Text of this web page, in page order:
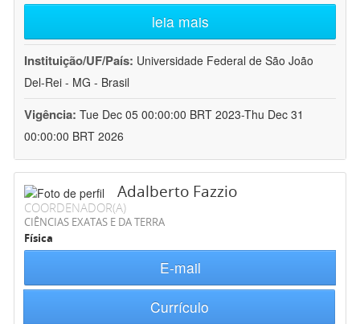
leia mais
Instituição/UF/País: Universidade Federal de São João
Del-Rei - MG - Brasil
Vigência: Tue Dec 05 00:00:00 BRT 2023-Thu Dec 31
00:00:00 BRT 2026
Adalberto Fazzio
COORDENADOR(A)
CIÊNCIAS EXATAS E DA TERRA
Física
E-mail
Currículo